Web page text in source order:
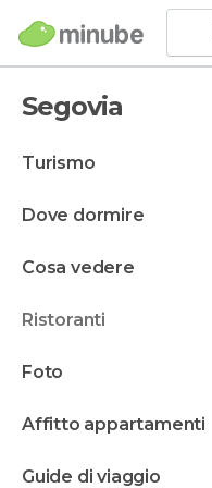
Segovia
turismo
dove dormire
cosa vedere
ristoranti
foto
affitto appartamenti
guide di viaggio